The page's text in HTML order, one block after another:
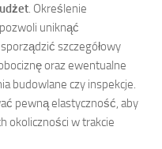
. Określenie
uniknąć
szczegółowy
oraz ewentualne
budowlane czy inspekcje.
pewną elastyczność, aby
okoliczności w trakcie